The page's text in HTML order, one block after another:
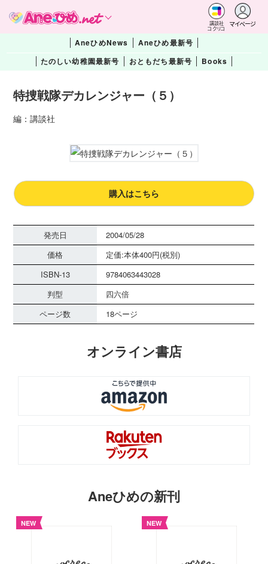
講談社
コクリコ
マイページ
AneひめNews
Aneひめ最新号
たのしい幼稚園最新号
おともだち最新号 Books
特捜戦隊デカレンジャー（５）
編：講談社
購入はこちら
発売日
2004/05/28
価格
定価:本体400円(税別)
ISBN-13
9784063443028
判型
四六倍
ページ数
18ページ
オンライン書店
Aneひめの新刊
NEW NEW